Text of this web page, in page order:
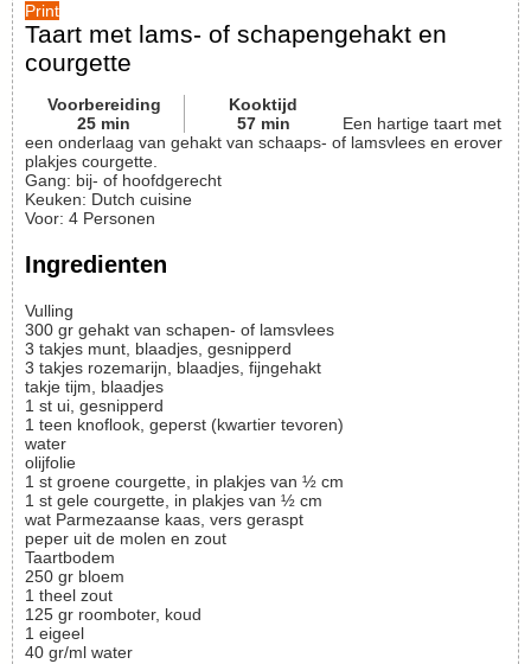
Print
Taart met lams- of schapengehakt en
courgette
Voorbereiding
25 min
Kooktijd
57 min
Een hartige taart met
een onderlaag van gehakt van schaaps- of lamsvlees en erover
plakjes courgette.
Gang: bij- of hoofdgerecht
Keuken: Dutch cuisine
Voor: 4 Personen
Ingredienten
Vulling
300 gr gehakt van schapen- of lamsvlees
3 takjes munt, blaadjes, gesnipperd
3 takjes rozemarijn, blaadjes, fijngehakt
takje tijm, blaadjes
1 st ui, gesnipperd
1 teen knoflook, geperst (kwartier tevoren)
water
olijfolie
1 st groene courgette, in plakjes van ½ cm
1 st gele courgette, in plakjes van ½ cm
wat Parmezaanse kaas, vers geraspt
peper uit de molen en zout
Taartbodem
250 gr bloem
1 theel zout
125 gr roomboter, koud
1 eigeel
40 gr/ml water